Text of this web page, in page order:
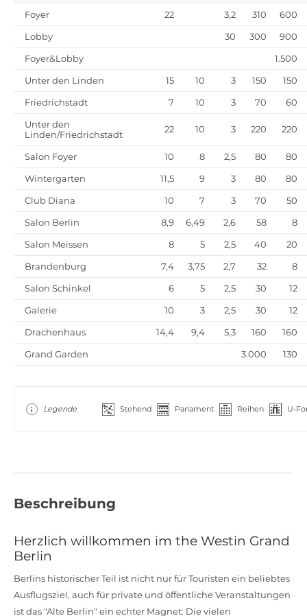
Foyer 22 3,2 310
600
Lobby
30 300
900
Foyer&Lobby
1.500
Unter den Linden
15 10 3 150
150
Friedrichstadt
7 10 3 70
60
Unter den
Linden/Friedrichstadt
22 10 3 220 220
Salon Foyer 10 8 2,5 80
80
Wintergarten
11,5 9 3 80
80
Club Diana
10 7 3 70
50
Salon Berlin
8,9 6,49 2,6 58
8
Salon Meissen
8 5 2,5 40
20
Brandenburg
7,4 3,75 2,7 32
8
Salon Schinkel
6 5 2,5 30
12
Galerie
10 3 2,5 30
12
Drachenhaus
14,4 9,4 5,3 160
160
Grand Garden
3.000 130
Legende Stehend Parlament Reihen U-
Beschreibung
Herzlich willkommen im the Westin Grand
Berlin
Berlins historischer Teil ist nicht nur für Touristen ein beliebtes
Ausflugsziel, auch für private und öffentliche Veranstaltungen
ist das "Alte Berlin" ein echter Magnet: Die vielen